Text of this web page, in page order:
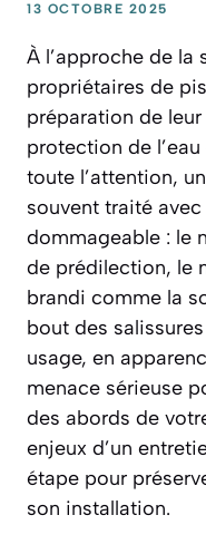
13 OCTOBRE 2025
À l’approche de la
propriétaires de
préparation de leur
protection de
toute l’attention,
souvent traité
dommageable : le
de prédilection, le
brandi comme la
bout des
usage, en
menace sérieuse
des abords de
enjeux d’un
étape pour
son installation.